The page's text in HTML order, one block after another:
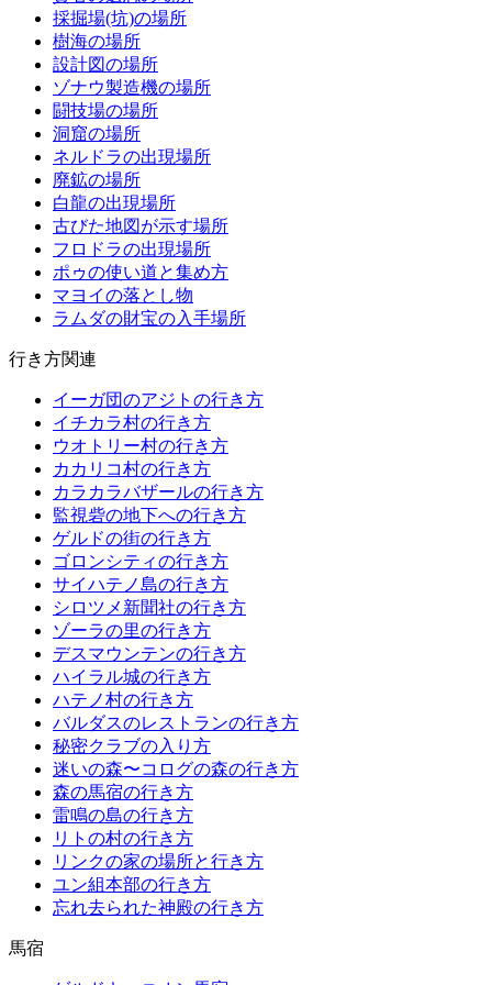
採掘場(坑)の場所
樹海の場所
設計図の場所
ゾナウ製造機の場所
闘技場の場所
洞窟の場所
ネルドラの出現場所
廃鉱の場所
白龍の出現場所
古びた地図が示す場所
フロドラの出現場所
ポゥの使い道と集め方
マヨイの落とし物
ラムダの財宝の入手場所
行き方関連
イーガ団のアジトの行き方
イチカラ村の行き方
ウオトリー村の行き方
カカリコ村の行き方
カラカラバザールの行き方
監視砦の地下への行き方
ゲルドの街の行き方
ゴロンシティの行き方
サイハテノ島の行き方
シロツメ新聞社の行き方
ゾーラの里の行き方
デスマウンテンの行き方
ハイラル城の行き方
ハテノ村の行き方
バルダスのレストランの行き方
秘密クラブの入り方
迷いの森〜コログの森の行き方
森の馬宿の行き方
雷鳴の島の行き方
リトの村の行き方
リンクの家の場所と行き方
ユン組本部の行き方
忘れ去られた神殿の行き方
馬宿